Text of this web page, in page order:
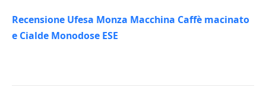
Recensione Ufesa Monza Macchina Caffè macinato
e Cialde Monodose ESE